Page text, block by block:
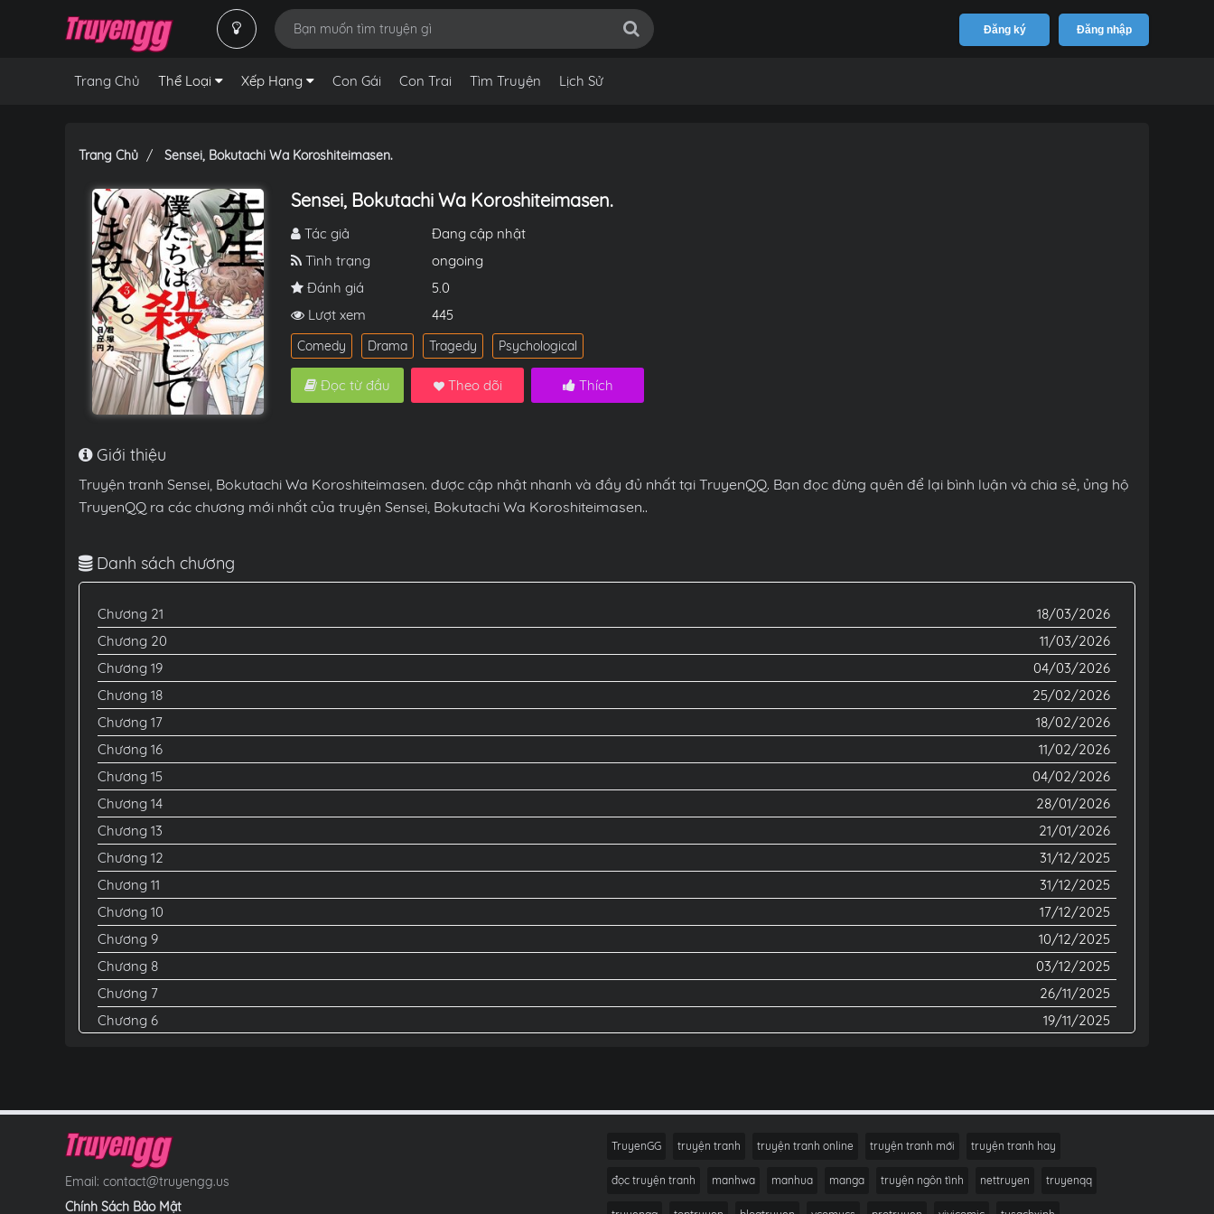
Đăng ký Đăng nhập
Trang Chủ Thể Loại Xếp Hạng Con Gái Con Trai Tìm Truyện Lịch Sử
Trang Chủ Sensei, Bokutachi Wa Koroshiteimasen.
Sensei, Bokutachi Wa Koroshiteimasen.
Tác giả
Đang cập nhật
Tình trạng
ongoing
Đánh giá
5.0
Lượt xem
445
Comedy Drama Tragedy Psychological
Đọc từ đầu Theo dõi Thích
Giới thiệu
Truyện tranh Sensei, Bokutachi Wa Koroshiteimasen. được cập nhật nhanh và đầy đủ nhất tại TruyenQQ. Bạn đọc đừng quên để lại bình luận và chia sẻ, ủng hộ
TruyenQQ ra các chương mới nhất của truyện Sensei, Bokutachi Wa Koroshiteimasen..
Danh sách chương
Chương 21
18/03/2026
Chương 20
11/03/2026
Chương 19
04/03/2026
Chương 18
25/02/2026
Chương 17
18/02/2026
Chương 16
11/02/2026
Chương 15
04/02/2026
Chương 14
28/01/2026
Chương 13
21/01/2026
Chương 12
31/12/2025
Chương 11
31/12/2025
Chương 10
17/12/2025
Chương 9
10/12/2025
Chương 8
03/12/2025
Chương 7
26/11/2025
Chương 6
19/11/2025
Chương 1
21/10/2025
Email: contact@truyengg.us
Chính Sách Bảo Mật
TruyenGG truyện tranh truyện tranh online truyện tranh mới truyện tranh hay
đọc truyện tranh manhwa manhua manga truyện ngôn tình nettruyen truyenqq